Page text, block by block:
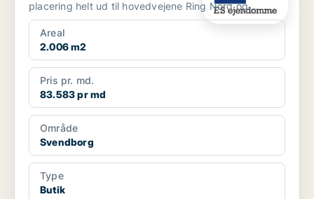
placering helt ud til hovedvejene Ring Nord og
Ørbækvej får du her ...
Areal
2.006 m2
Pris pr. md.
83.583 pr md
Område
Svendborg
Type
Butik